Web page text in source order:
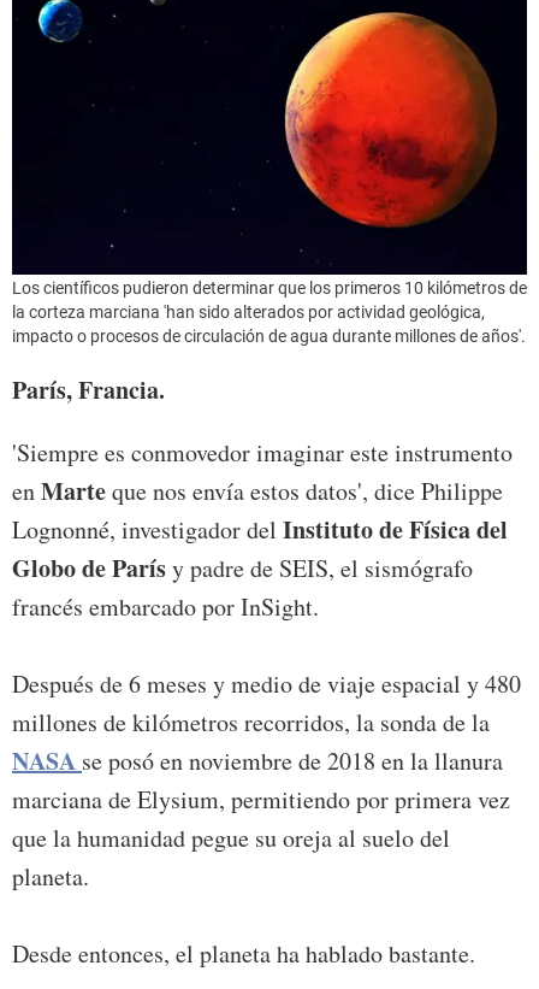
Los científicos pudieron determinar que los primeros 10 kilómetros de
la corteza marciana 'han sido alterados por actividad geológica,
impacto o procesos de circulación de agua durante millones de años'.
París, Francia.
'Siempre es conmovedor imaginar este instrumento
enMarteque nos envía estos datos', dice Philippe
Lognonné, investigador del Instituto de Física del
Globo de Parísy padre de SEIS, el sismógrafo
francés embarcado por InSight.
Después de 6 meses y medio de viaje espacial y 480
millones de kilómetros recorridos, la sonda de la
NASA se posó en noviembre de 2018 en la llanura
marciana de Elysium, permitiendo por primera vez
que la humanidad pegue su oreja al suelo del
planeta.
Desde entonces, el planeta ha hablado bastante.